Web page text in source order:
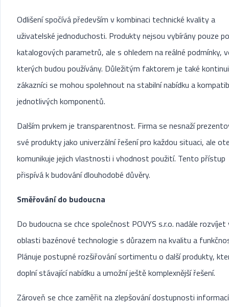
Odlišení spočívá především v kombinaci technické kvality a
uživatelské jednoduchosti. Produkty nejsou vybírány pouze
katalogových parametrů, ale s ohledem na reálné podmínky,
kterých budou používány. Důležitým faktorem je také
zákazníci se mohou spolehnout na stabilní nabídku a
jednotlivých komponentů.
Dalším prvkem je transparentnost. Firma se nesnaží
své produkty jako univerzální řešení pro každou situaci, ale
komunikuje jejich vlastnosti i vhodnost použití. Tento přístup
přispívá k budování dlouhodobé důvěry.
Směřování do budoucna
Do budoucna se chce společnost POVYS s.r.o. nadále rozvíjet
oblasti bazénové technologie s důrazem na kvalitu a
Plánuje postupné rozšiřování sortimentu o další produkty,
doplní stávající nabídku a umožní ještě komplexnější řešení.
Zároveň se chce zaměřit na zlepšování dostupnosti